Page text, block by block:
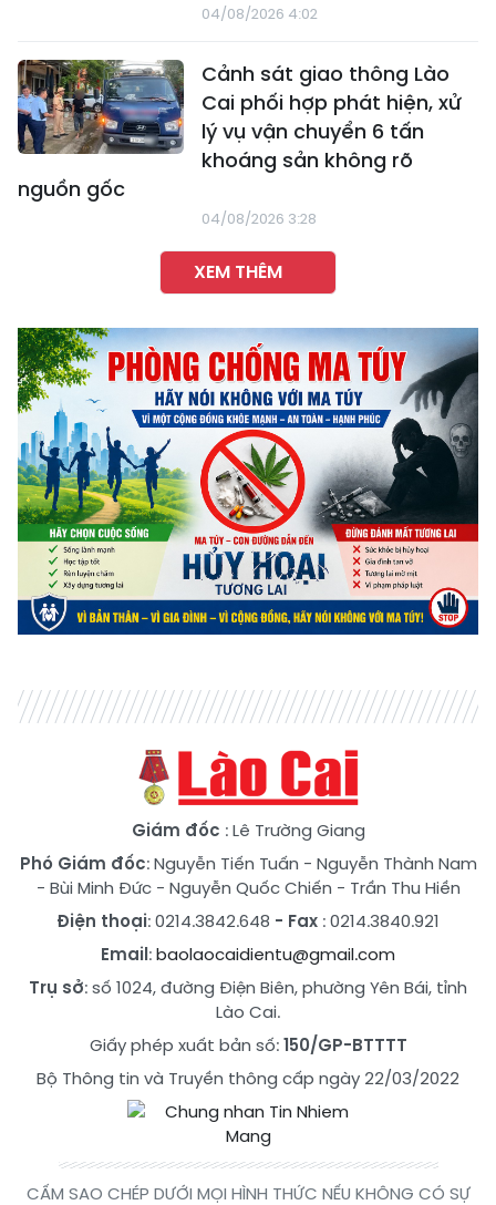
04/08/2026 4:02
Cảnh sát giao thông Lào
Cai phối hợp phát hiện, xử
lý vụ vận chuyển 6 tấn
khoáng sản không rõ
nguồn gốc
04/08/2026 3:28
XEM THÊM
Giám đốc : Lê Trường Giang
Phó Giám đốc:Nguyễn Tiến Tuấn - Nguyễn Thành Nam
- Bùi Minh Đức- Nguyễn Quốc Chiến - Trần Thu Hiền
Điện thoại: 0214.3842.648 - Fax : 0214.3840.921
Email:baolaocaidientu@gmail.com
Trụ sở: số 1024, đường Điện Biên, phường Yên Bái, tỉnh
Lào Cai.
Giấy phép xuất bản số:150/GP-BTTTT
Bộ Thông tin và Truyền thông cấp ngày 22/03/2022
CẤM SAO CHÉP DƯỚI MỌI HÌNH THỨC NẾU KHÔNG CÓ SỰ